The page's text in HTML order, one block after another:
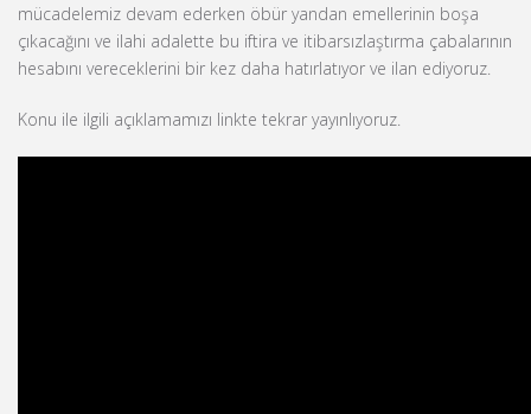
mücadelemiz devam ederken öbür yandan emellerinin boşa
çıkacağını ve ilahi adalette bu iftira ve itibarsızlaştırma çabalarının
hesabını vereceklerini bir kez daha hatırlatıyor ve ilan ediyoruz.
Konu ile ilgili açıklamamızı linkte tekrar yayınlıyoruz.